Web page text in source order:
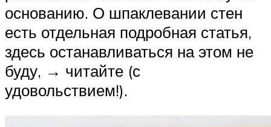
основанию. О шпаклевании стен
есть отдельная подробная статья,
здесь останавливаться на этом не
буду, → читайте (с
удовольствием!).